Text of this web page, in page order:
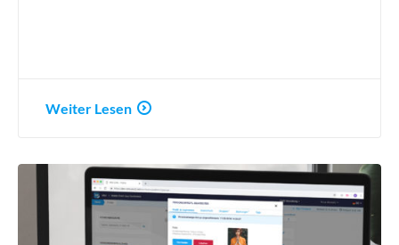
Weiter Lesen